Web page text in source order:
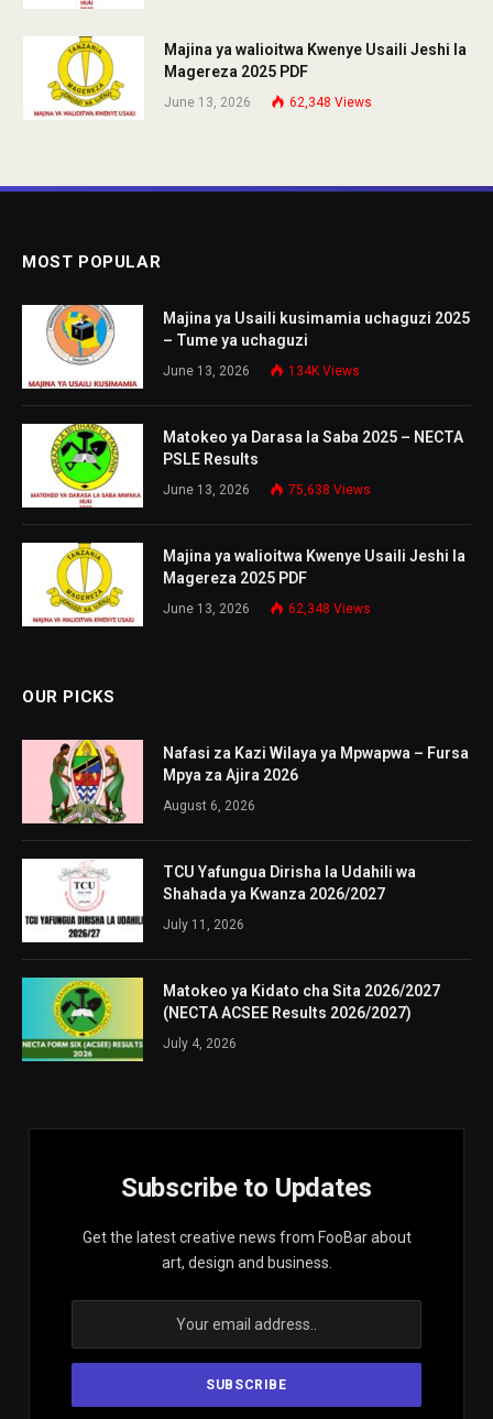
Majina ya walioitwa Kwenye Usaili Jeshi la
Magereza 2025 PDF
June 13, 2026 62,348 Views
MOST POPULAR
Majina ya Usaili kusimamia uchaguzi 2025
– Tume ya uchaguzi
June 13, 2026 134K Views
Matokeo ya Darasa la Saba 2025 – NECTA
PSLE Results
June 13, 2026 75,638 Views
Majina ya walioitwa Kwenye Usaili Jeshi la
Magereza 2025 PDF
June 13, 2026 62,348 Views
OUR PICKS
Nafasi za Kazi Wilaya ya Mpwapwa – Fursa
Mpya za Ajira 2026
August 6, 2026
TCU Yafungua Dirisha la Udahili wa
Shahada ya Kwanza 2026/2027
July 11, 2026
Matokeo ya Kidato cha Sita 2026/2027
(NECTA ACSEE Results 2026/2027)
July 4, 2026
Subscribe to Updates
Get the latest creative news from FooBar about
art, design and business.